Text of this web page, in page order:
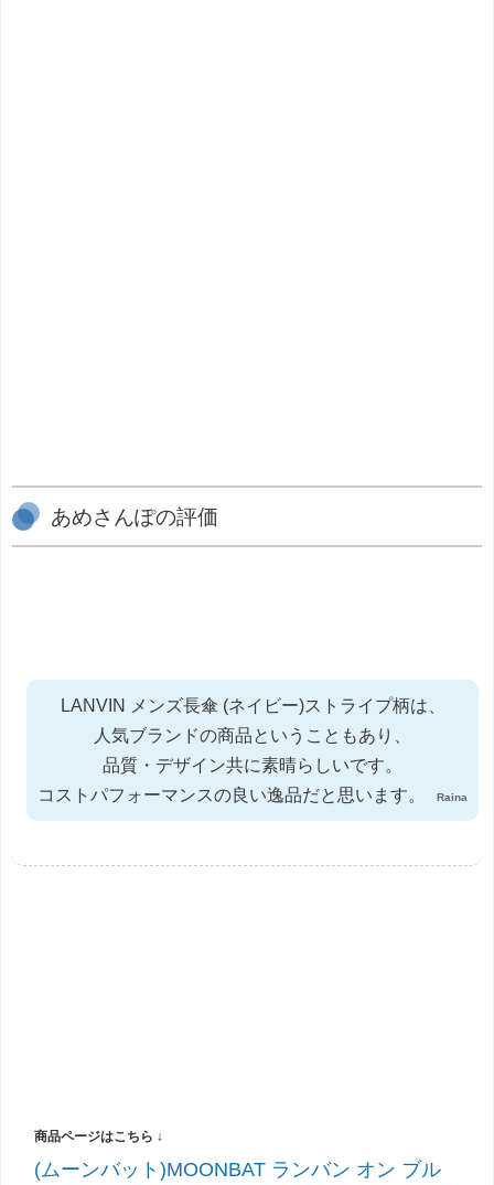
あめさんぽの評価
LANVIN メンズ長傘 (ネイビー)ストライプ柄は、
人気ブランドの商品ということもあり、
品質・デザイン共に素晴らしいです。
コストパフォーマンスの良い逸品だと思います。
Raina
(ムーンバット)MOONBAT ランバン オン ブル